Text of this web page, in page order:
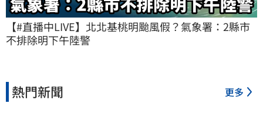
【#直播中LIVE】北北基桃明颱風假？氣象署：2縣市
不排除明下午陸警
熱門新聞 更多